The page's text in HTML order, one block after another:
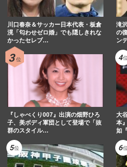
川口春奈＆サッカー日本代表・板倉
滉「匂わせゼロ婚」でも隠しきれな
かったセレブ…
滝
の
ン
『しゃべくり007』出演の畑野ひろ
子、美ボディ軍団として登場で「抜
群のスタイル…
大
本
如